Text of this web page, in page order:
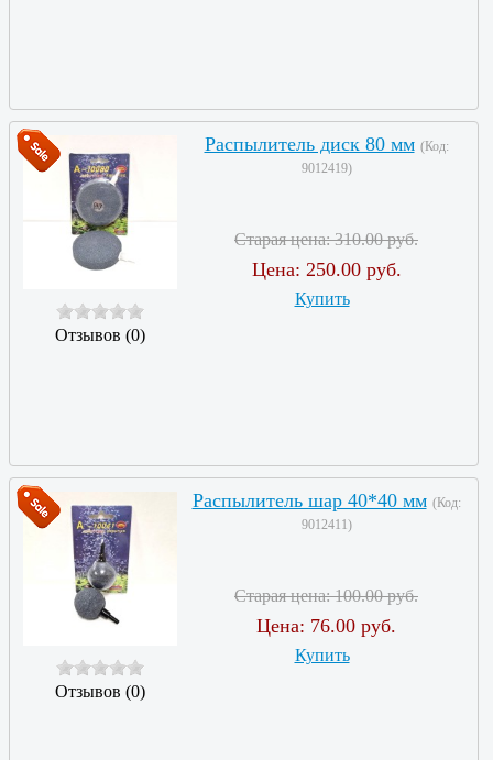
Отзывов (0)
Распылитель диск 80 мм (Код:
9012419)
Старая цена:310.00 руб.
Цена: 250.00 руб.
Купить
Отзывов (0)
Распылитель шар 40*40 мм (Код:
9012411)
Старая цена:100.00 руб.
Цена: 76.00 руб.
Купить